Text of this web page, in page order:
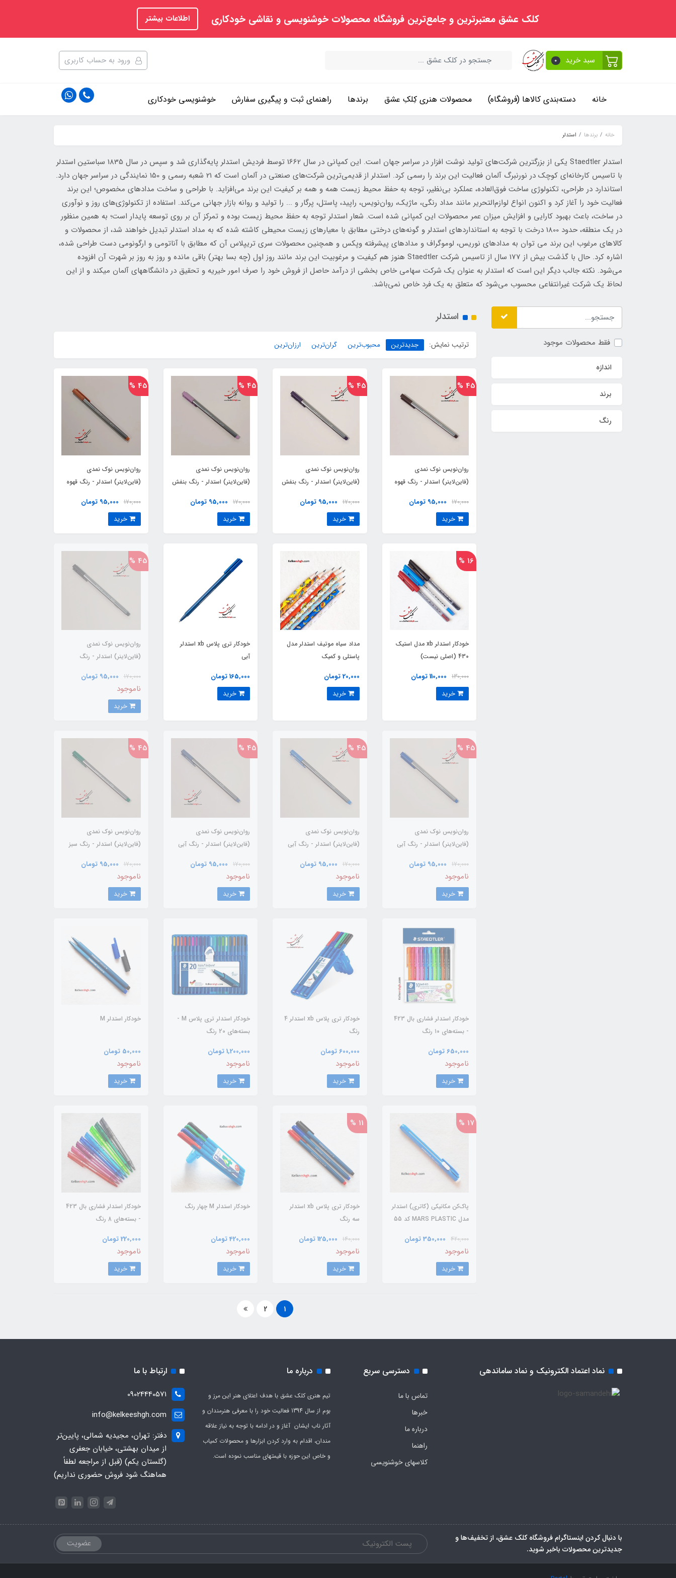
کلک عشق معتبرترین و جامع‌ترین فروشگاه محصولات خوشنویسی و نقاشی خودکاری اطلاعات بیشتر
سبد خرید 0 ورود به حساب کاربری
خانه دسته‌بندی کالاها (فروشگاه) محصولات هنری کِلکِ عشق برندها راهنمای ثبت و پیگیری سفارش خوشنویسی خودکاری
خانه برندها استدلر
استدلر Staedtler یکی از بزرگترین شرکت‌های تولید نوشت افزار در سراسر جهان است. این کمپانی در سال 1662 توسط فردیش استدلر پایه‌گذاری شد و سپس در سال 1835 سباستین استدلر
با تاسیس کارخانه‌ای کوچک در نورنبرگ آلمان فعالیت این برند را رسمی کرد. استدلر از قدیمی‌ترین شرکت‌های صنعتی در آلمان است که 21 شعبه رسمی و 150 نمایندگی در سراسر جهان دارد.
استاندارد در طراحی، تکنولوژی ساخت فوق‌العاده، عملکرد بی‌نظیر، توجه به حفظ محیط زیست همه و همه بر کیفیت این برند می‌افزاید. با طراحی و ساخت مدادهای مخصوص؛ این برند
فعالیت خود را آغاز کرد و اکنون انواع لوازم‌التحریر مانند مداد رنگی، ماژیک، روان‌نویس، راپید، پاستل، پرگار و ... را تولید و روانه بازار جهانی می‌کند. استفاده از تکنولوژی‌های روز و نوآوری
در ساخت، باعث بهبود کارایی و افزایش میزان عمر محصولات این کمپانی شده است. شعار استدلر توجه به حفظ محیط زیست بوده و تمرکز آن بر روی توسعه پایدار است؛ به همین منظور
در یک منطقه، حدود 1800 درخت با توجه به استانداردهای استدلر و گونه‌های درختی مطابق با معیارهای زیست محیطی کاشته شده که به مداد استدلر تبدیل خواهند شد، از محصولات و
کالاهای مرغوب این برند می توان به مدادهای نوریس، لوموگراف و مدادهای پیشرفته وپکس و همچنین محصولات سری تریپلاس آن که مطابق با آناتومی و ارگونومی دست طراحی شده،
اشاره کرد. حال با گذشت بیش از 177 سال از تاسیس شرکت Staedtler هنوز هم کیفیت و مرغوبیت این برند مانند روز اول (چه بسا بهتر) باقی مانده و روز به روز بر شهرت آن افزوده
می‌شود. نکته جالب دیگر این است که استدلر به عنوان یک شرکت سهامی خاص بخشی از درآمد حاصل از فروش خود را صرف امور خیریه و تحقیق در دانشگاههای آلمان می‏کند و از این
لحاظ یک شرکت غیرانتفاعی محسوب می‌شود که متعلق به یک فرد خاص نمی‌باشد.
فقط محصولات موجود
اندازه
برند
رنگ
استدلر
ترتیب نمایش: جدیدترین محبوب‌ترین گران‌ترین ارزان‌ترین
45 %
روان‌نویس نوک نمدی
(فاین‌لاینر) استدلر - رنگ قهوه
170,000 95,000 تومان
45 %
روان‌نویس نوک نمدی
(فاین‌لاینر) استدلر - رنگ بنفش
170,000 95,000 تومان
خرید
45 %
روان‌نویس نوک نمدی
(فاین‌لاینر) استدلر - رنگ بنفش
170,000 95,000 تومان
45 %
روان‌نویس نوک نمدی
(فاین‌لاینر) استدلر - رنگ قهوه
170,000 95,000 تومان
خرید
16 %
خودکار استدلر xb مدل استیک
430 (اصلی نیست)
130,000 110,000 تومان
مداد سیاه موتیف استدلر مدل
پاستلی و کمیک
20,000 تومان
خرید
خودکار تری پلاس xb استدلر
آبی
165,000 تومان
45 %
روان‌نویس نوک نمدی
(فاین‌لاینر) استدلر - رنگ
170,000 95,000 تومان
ناموجود
خرید
45 %
روان‌نویس نوک نمدی
(فاین‌لاینر) استدلر - رنگ آبی
170,000 95,000 تومان
ناموجود
45 %
روان‌نویس نوک نمدی
(فاین‌لاینر) استدلر - رنگ آبی
170,000 95,000 تومان
ناموجود
خرید
45 %
روان‌نویس نوک نمدی
(فاین‌لاینر) استدلر - رنگ آبی
170,000 95,000 تومان
ناموجود
45 %
روان‌نویس نوک نمدی
(فاین‌لاینر) استدلر - رنگ سبز
170,000 95,000 تومان
ناموجود
خرید
خودکار استدلر فشاری بال 423
- بسته‌های ۱۰ رنگ
650,000 تومان
ناموجود
خودکار تری پلاس xb استدلر 4
رنگ
600,000 تومان
ناموجود
خرید
خودکار استدلر تری پلاس M -
بسته‌های 20 رنگ
1,200,000 تومان
ناموجود
خودکار استدلر M
50,000 تومان
ناموجود
خرید
17 %
پاک‌کن مکانیکی (کاتری) استدلر
مدل MARS PLASTIC کد 55
420,000 350,000 تومان
ناموجود
11 %
خودکار تری پلاس xb استدلر
سه رنگ
140,000 125,000 تومان
ناموجود
خرید
خودکار استدلر M چهار رنگ
420,000 تومان
ناموجود
خودکار استدلر فشاری بال 423
- بسته‌های 8 رنگ
220,000 تومان
ناموجود
خرید
1
2
نماد اعتماد الکترونیک و نماد ساماندهی دسترسی سریع
تماس با ما
خبرها
درباره ما
راهنما
کلاسهای خوشنویسی
درباره ما
تیم هنری کلک عشق با هدف اعتلای هنر این مرز و
بوم از سال 1394 فعالیت خود را با معرفی هنرمندان و
آثار ناب ایشان آغاز و در ادامه با توجه به نیاز علاقه
مندان، اقدام به وارد کردن ابزارها و محصولات کمیاب
و خاص این حوزه با قیمتهای مناسب نموده است.
ارتباط با ما
09024440571
info@kelkeeshgh.com
دفتر: تهران، مجیدیه شمالی، پایین‌تر
از میدان بهشتی، خیابان جعفری
(گلستان یکم) (قبل از مراجعه لطفاً
هماهنگ شود فروش حضوری نداریم)
با دنبال کردن اینستاگرام فروشگاه کلک عشق، از تخفیف‌ها و
جدیدترین‌ محصولات باخبر شوید.
عضویت